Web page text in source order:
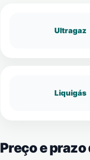
Ultragaz
Liquigás
Preço e